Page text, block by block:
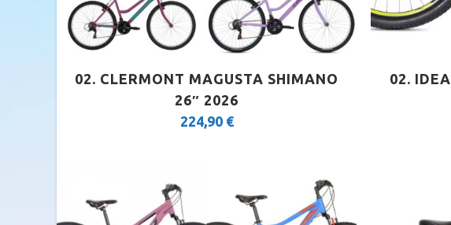
02. CLERMONT MAGUSTA SHIMANO
26″ 2026
224,90 €
02.